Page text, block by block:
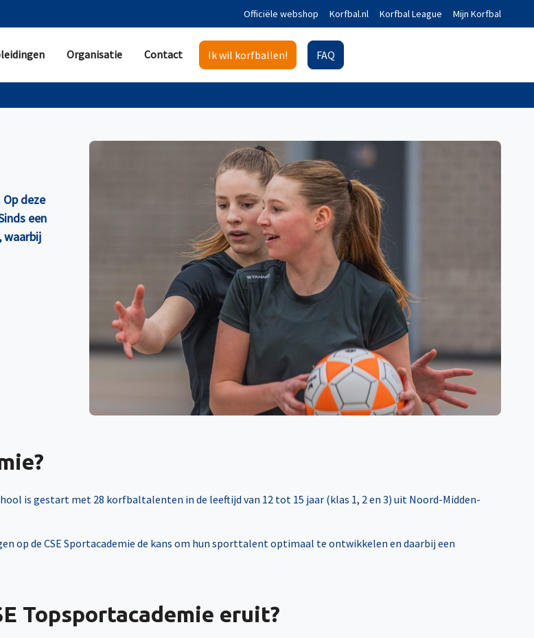
Officiële webshop Korfbal.nl Korfbal League Mijn Korfbal
Organisatie Contact Ik wil korfballen! FAQ
deze
een
waarbij
is gestart met 28 korfbaltalenten in de leeftijd van 12 tot 15 jaar (klas 1, 2 en 3) uit Noord-Midden-
op de CSE Sportacademie de kans om hun sporttalent optimaal te ontwikkelen en daarbij een
Topsportacademie eruit?